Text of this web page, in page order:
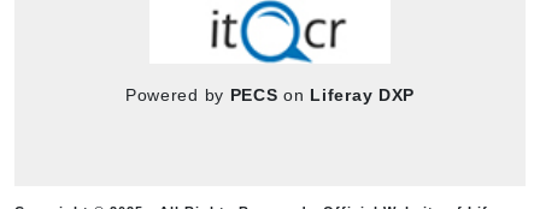
Powered by PECS on Liferay DXP